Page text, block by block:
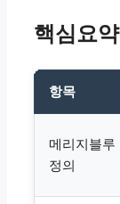
핵심요약
항목
메리지블루
정의